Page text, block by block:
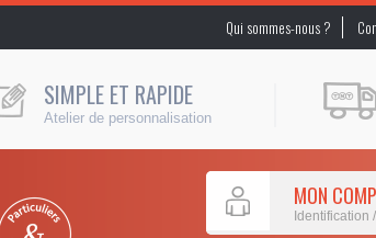
Qui sommes-nous ?
SIMPLE ET RAPIDE
Atelier de personnalisation
MON
Identification